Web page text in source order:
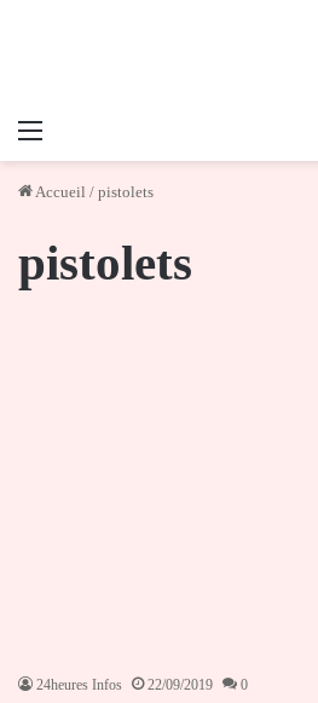
Menu
Accueil / pistolets
pistolets
24heures Infos 22/09/2019 0